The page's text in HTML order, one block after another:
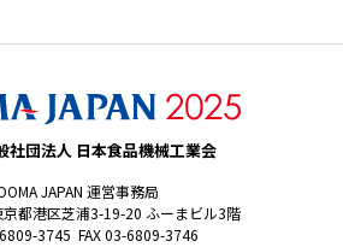
社団法人 日本食品機械工業会
JAPAN 運営事務局
都港区芝浦3-19-20 ふーまビル3階
3745 FAX 03-6809-3746